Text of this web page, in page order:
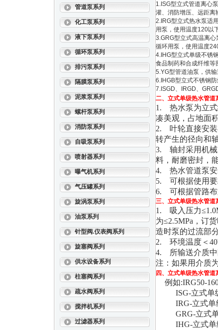
管道泵系列
化工泵系列
液下泵系列
循环泵系列
排污泵系列
隔膜泵系列
泥浆泵系列
螺杆泵系列
消防泵系列
自吸泵系列
喷射器系列
曝气机系列
气压罐系列
旋涡泵系列
油泵系列
针型阀.仪表阀系列
旋塞阀系列
供水设备系列
柱塞阀系列
疏水阀系列
搅拌机系列
过滤器系列
1.ISG型立式管道离心
灌、消防增压、远距离
2.IRG型立式热水泵适
用泵，使用温度120以下
3.GRG型立式高温离
循环用泵，使用温度
4.IHG型立式单级不锈
食品制药和合成纤维等
5.YG型管道油泵，供
6.IHGB型立式不锈钢
7.ISGD、IRGD、
二、立式单级热水管道
1. 热水泵为立式
凑美观，占地面
2. 叶轮直接安装
转产生的径向和
3. 轴封采用机械
料，耐磨密封，
4. 热水管道泵安
5. 可根据使用要
6. 可根据管路布
三、 立式单级热水管道
1. 吸入压力
为≤2.5MPa，订
造时泵的过流部
2. 环境温度＜
4. 所输送介质中
注：如果用介质
四、 立式单级热水管道
例如:IRG50-
ISG-立式单
IRG-立式单
GRG-立式单
IHG-立式单